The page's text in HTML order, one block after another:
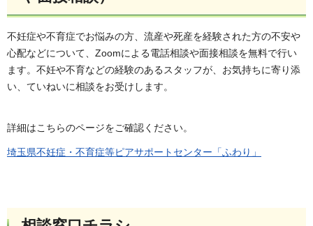
不妊症や不育症でお悩みの方、流産や死産を経験された方の不安や
心配などについて、Zoomによる電話相談や面接相談を無料で行い
ます。不妊や不育などの経験のあるスタッフが、お気持ちに寄り添
い、ていねいに相談をお受けします。
詳細はこちらのページをご確認ください。
埼玉県不妊症・不育症等ピアサポートセンター「ふわり」